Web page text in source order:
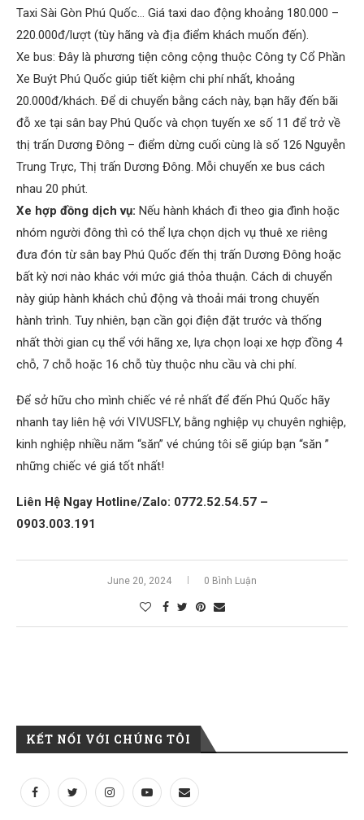
Taxi Sài Gòn Phú Quốc… Giá taxi dao động khoảng 180.000 –
220.000đ/lượt (tùy hãng và địa điểm khách muốn đến).
Xe bus: Đây là phương tiện công cộng thuộc Công ty Cổ Phần
Xe Buýt Phú Quốc giúp tiết kiệm chi phí nhất, khoảng
20.000đ/khách. Để di chuyển bằng cách này, bạn hãy đến bãi
đỗ xe tại sân bay Phú Quốc và chọn tuyến xe số 11 để trở về
thị trấn Dương Đông – điểm dừng cuối cùng là số 126 Nguyễn
Trung Trực, Thị trấn Dương Đông. Mỗi chuyến xe bus cách
nhau 20 phút.
Xe hợp đồng dịch vụ: Nếu hành khách đi theo gia đình hoặc
nhóm người đông thì có thể lựa chọn dịch vụ thuê xe riêng
đưa đón từ sân bay Phú Quốc đến thị trấn Dương Đông hoặc
bất kỳ nơi nào khác với mức giá thỏa thuận. Cách di chuyển
này giúp hành khách chủ động và thoải mái trong chuyến
hành trình. Tuy nhiên, bạn cần gọi điện đặt trước và thống
nhất thời gian cụ thể với hãng xe, lựa chọn loại xe hợp đồng 4
chỗ, 7 chỗ hoặc 16 chỗ tùy thuộc nhu cầu và chi phí.
Để sở hữu cho mình chiếc vé rẻ nhất để đến Phú Quốc hãy
nhanh tay liên hệ với VIVUSFLY, bằng nghiệp vụ chuyên nghiệp,
kinh nghiệp nhiều năm “săn” vé chúng tôi sẽ giúp bạn “săn ”
những chiếc vé giá tốt nhất!
Liên Hệ Ngay Hotline/Zalo: 0772.52.54.57 –
0903.003.191
June 20, 2024 0 Bình Luận
KẾT NỐI VỚI CHÚNG TÔI